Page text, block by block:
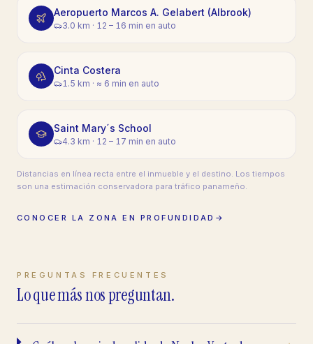
Aeropuerto Marcos A. Gelabert (Albrook)
3.0 km · 12 – 16 min en auto
Cinta Costera
1.5 km · ≈ 6 min en auto
Saint Mary´s School
4.3 km · 12 – 17 min en auto
Distancias en línea recta entre el inmueble y el destino. Los tiempos
son una estimación conservadora para tráfico panameño.
CONOCER LA ZONA EN PROFUNDIDAD →
PREGUNTAS FRECUENTES
Lo que más nos preguntan.